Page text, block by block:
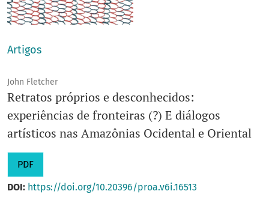
Artigos
John Fletcher
Retratos próprios e desconhecidos:
experiências de fronteiras (?) E diálogos
artísticos nas Amazônias Ocidental e Oriental
PDF
DOI: https://doi.org/10.20396/proa.v6i.16513